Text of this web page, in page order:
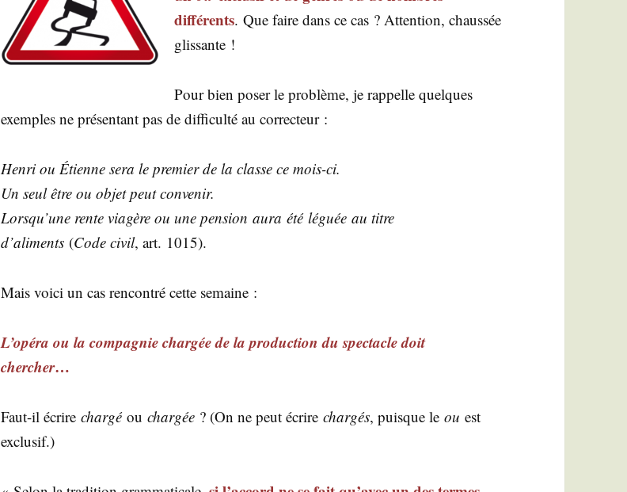
dif­fé­rents. Que faire dans ce cas ? Atten­tion, chaus­sée
glissante !
Pour bien poser le pro­blème, je rap­pelle quelques
exemples ne pré­sen­tant pas de dif­fi­cul­té au correcteur :
Hen­ri ou Étienne sera le pre­mier de la classe ce mois-ci.
Un seul être ou objet peut convenir.
Lorsqu’une rente via­gère ou une pen­sion aura été léguée au titre
d’aliments (Code civil, art. 1015).
Mais voi­ci un cas ren­con­tré cette semaine :
L’opéra ou la com­pa­gnie char­gée de la pro­duc­tion du spec­tacle doit
cher­cher…
Faut-il écrirechar­géouchar­gée ? (On ne peut écrirechar­gés, puisque leou est
exclusif.)